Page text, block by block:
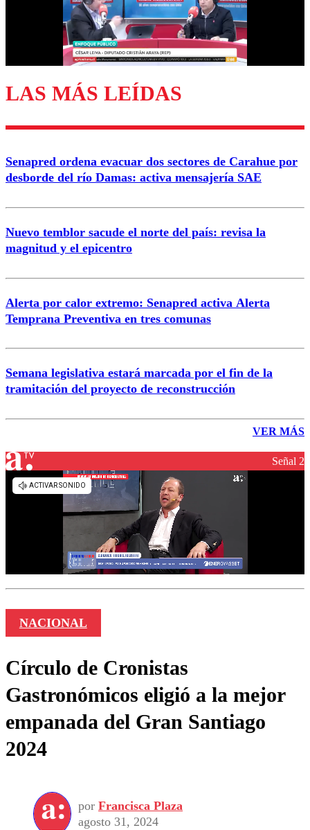
Enviar comentario
LAS MÁS LEÍDAS
Senapred ordena evacuar dos sectores de Carahue por
desborde del río Damas: activa mensajería SAE
Nuevo temblor sacude el norte del país: revisa la
magnitud y el epicentro
Alerta por calor extremo: Senapred activa Alerta
Temprana Preventiva en tres comunas
Semana legislativa estará marcada por el fin de la
tramitación del proyecto de reconstrucción
VER MÁS
Señal 2
NACIONAL
Círculo de Cronistas
Gastronómicos eligió a la mejor
empanada del Gran Santiago
2024
por Francisca Plaza
agosto 31, 2024